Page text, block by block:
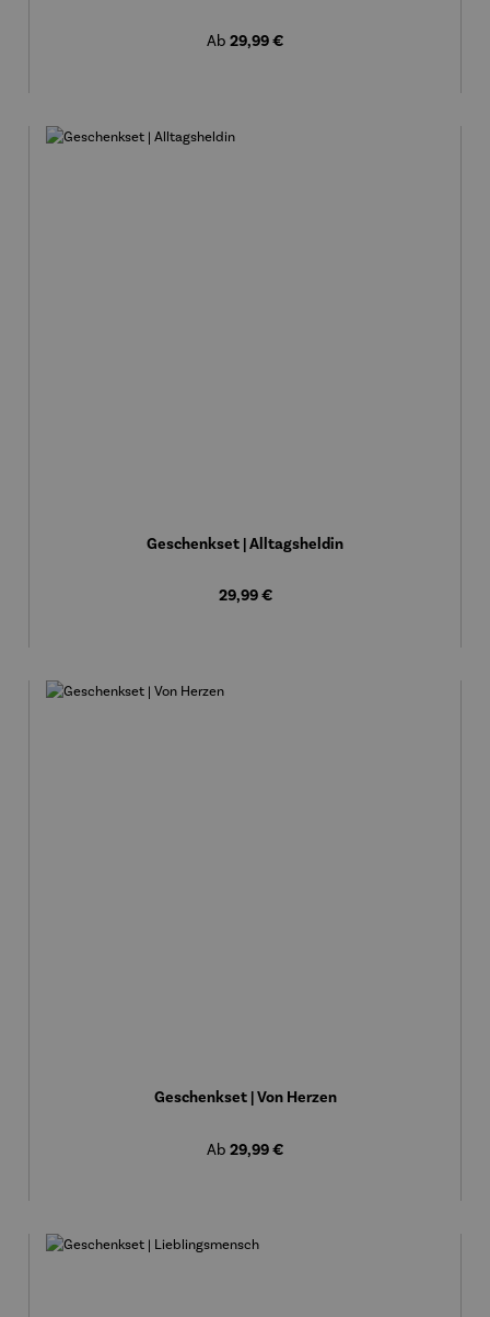
Regulärer Preis:
Ab 29,99 €
Geschenkset | Alltagsheldin
Regulärer Preis:
29,99 €
Geschenkset | Von Herzen
Regulärer Preis:
Ab 29,99 €